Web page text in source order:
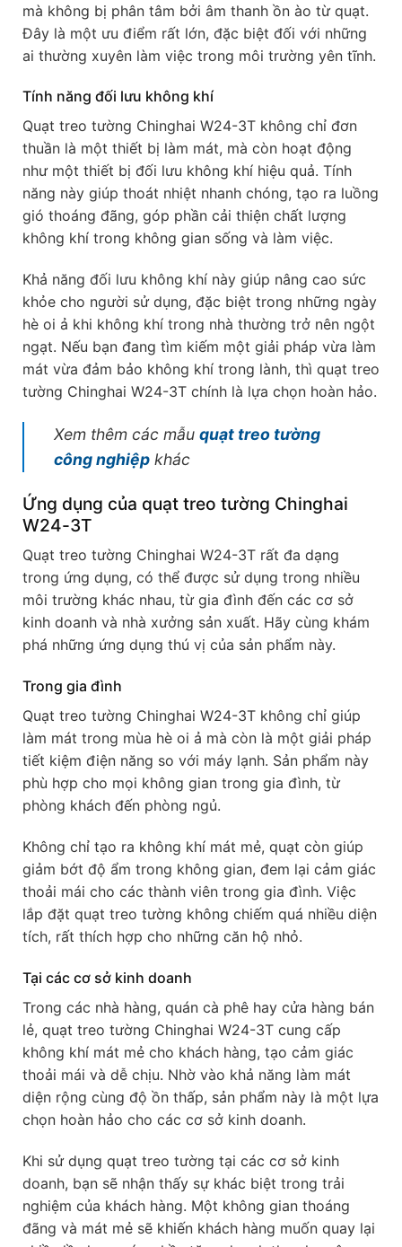
mà không bị phân tâm bởi âm thanh ồn ào từ quạt.
Đây là một ưu điểm rất lớn, đặc biệt đối với những
ai thường xuyên làm việc trong môi trường yên tĩnh.
Tính năng đối lưu không khí
Quạt treo tường Chinghai W24-3T không chỉ đơn
thuần là một thiết bị làm mát, mà còn hoạt động
như một thiết bị đối lưu không khí hiệu quả. Tính
năng này giúp thoát nhiệt nhanh chóng, tạo ra luồng
gió thoáng đãng, góp phần cải thiện chất lượng
không khí trong không gian sống và làm việc.
Khả năng đối lưu không khí này giúp nâng cao sức
khỏe cho người sử dụng, đặc biệt trong những ngày
hè oi ả khi không khí trong nhà thường trở nên ngột
ngạt. Nếu bạn đang tìm kiếm một giải pháp vừa làm
mát vừa đảm bảo không khí trong lành, thì quạt treo
tường Chinghai W24-3T chính là lựa chọn hoàn hảo.
Xem thêm các mẫu quạt treo tường
công nghiệp khác
Ứng dụng của quạt treo tường Chinghai
W24-3T
Quạt treo tường Chinghai W24-3T rất đa dạng
trong ứng dụng, có thể được sử dụng trong nhiều
môi trường khác nhau, từ gia đình đến các cơ sở
kinh doanh và nhà xưởng sản xuất. Hãy cùng khám
phá những ứng dụng thú vị của sản phẩm này.
Trong gia đình
Quạt treo tường Chinghai W24-3T không chỉ giúp
làm mát trong mùa hè oi ả mà còn là một giải pháp
tiết kiệm điện năng so với máy lạnh. Sản phẩm này
phù hợp cho mọi không gian trong gia đình, từ
phòng khách đến phòng ngủ.
Không chỉ tạo ra không khí mát mẻ, quạt còn giúp
giảm bớt độ ẩm trong không gian, đem lại cảm giác
thoải mái cho các thành viên trong gia đình. Việc
lắp đặt quạt treo tường không chiếm quá nhiều diện
tích, rất thích hợp cho những căn hộ nhỏ.
Tại các cơ sở kinh doanh
Trong các nhà hàng, quán cà phê hay cửa hàng bán
lẻ, quạt treo tường Chinghai W24-3T cung cấp
không khí mát mẻ cho khách hàng, tạo cảm giác
thoải mái và dễ chịu. Nhờ vào khả năng làm mát
diện rộng cùng độ ồn thấp, sản phẩm này là một lựa
chọn hoàn hảo cho các cơ sở kinh doanh.
Khi sử dụng quạt treo tường tại các cơ sở kinh
doanh, bạn sẽ nhận thấy sự khác biệt trong trải
nghiệm của khách hàng. Một không gian thoáng
đãng và mát mẻ sẽ khiến khách hàng muốn quay lại